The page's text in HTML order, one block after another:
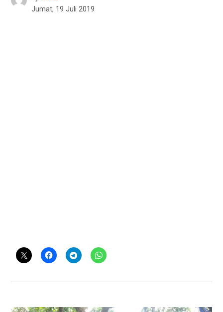
Jumat, 19 Juli 2019